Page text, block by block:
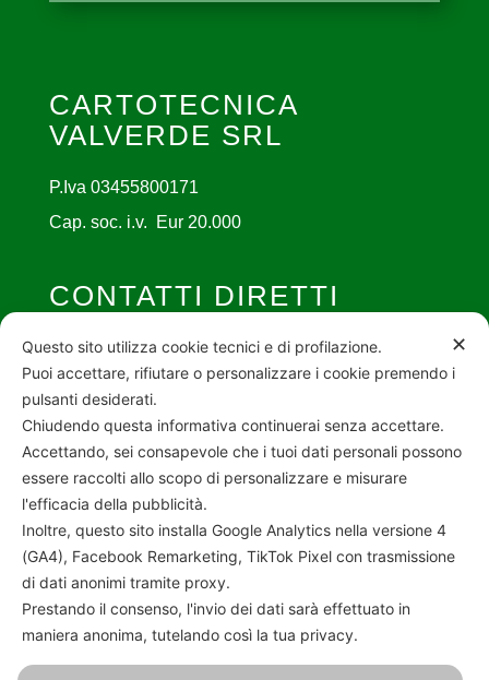
CARTOTECNICA
VALVERDE SRL
P.Iva 03455800171
Cap. soc. i.v. Eur 20.000
CONTATTI DIRETTI
 info@cartotecnicavalverde.it
 030 - 27 91 857
 Via C. Terranova 3/A REZZATO (BS)
INFORMATIVE
Privacy Policy
Cookie Policy
Consenso
✕
Questo sito utilizza cookie tecnici e di profilazione.
Puoi accettare, rifiutare o personalizzare i cookie premendo i
pulsanti desiderati.
Chiudendo questa informativa continuerai senza accettare.
Accettando, sei consapevole che i tuoi dati personali possono
essere raccolti allo scopo di personalizzare e misurare
l'efficacia della pubblicità.
Inoltre, questo sito installa Google Analytics nella versione 4
(GA4), Facebook Remarketing, TikTok Pixel con trasmissione
di dati anonimi tramite proxy.
Prestando il consenso, l'invio dei dati sarà effettuato in
maniera anonima, tutelando così la tua privacy.